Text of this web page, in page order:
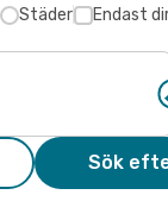
Städer Endast
Sök